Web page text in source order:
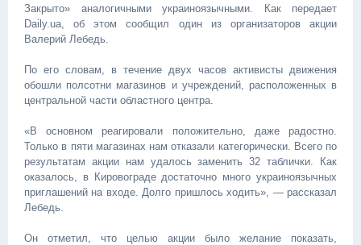
Закрыто» аналогичными украиноязычными. Как передает
Daily.ua, об этом сообщил один из организаторов акции
Валерий Лебедь.
По его словам, в течение двух часов активисты движения
обошли полсотни магазинов и учреждений, расположенных в
центральной части областного центра.
«В основном реагировали положительно, даже радостно.
Только в пяти магазинах нам отказали категорически. Всего по
результатам акции нам удалось заменить 32 таблички. Как
оказалось, в Кировограде достаточно много украиноязычных
приглашений на входе. Долго пришлось ходить», — рассказал
Лебедь.
Он отметил, что целью акции было желание показать,